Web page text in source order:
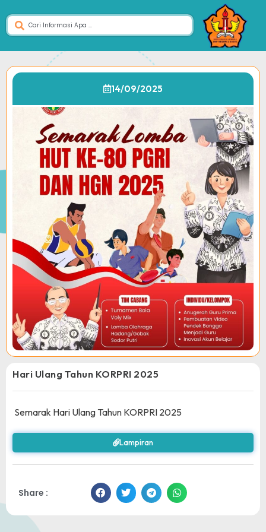
14/09/2025
Hari Ulang Tahun KORPRI 2025
Semarak Hari Ulang Tahun KORPRI 2025
Lampiran
Share :